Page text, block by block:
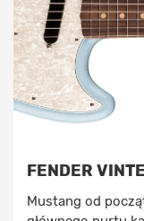
FENDER
Mustang od